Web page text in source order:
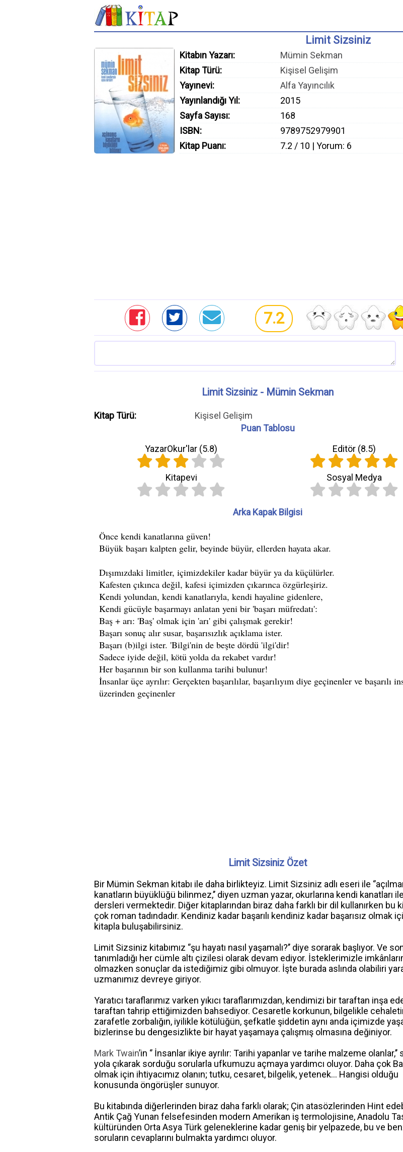
Limit Sizsiniz
Kitabın Yazarı:
Mümin Sekman
Kitap Türü:
Kişisel Gelişim
Yayınevi:
Alfa Yayıncılık
Yayınlandığı Yıl:
2015
Sayfa Sayısı:
168
ISBN:
9789752979901
Kitap Puanı:
7.2 / 10 | Yorum: 6
7.2
Limit Sizsiniz - Mümin Sekman
Kitap Türü:
Kişisel Gelişim
Puan Tablosu
YazarOkur'lar (5.8) Editör (8.5)
Kitapevi Sosyal Medya
Arka Kapak Bilgisi
Limit Sizsiniz Özet
Bir Mümin Sekman kitabı ile daha birlikteyiz. Limit Sizsiniz adlı eseri ile
kanatların büyüklüğü bilinmez,’’ diyen uzman yazar, okurlarına kendi kanatları
dersleri vermektedir. Diğer kitaplarından biraz daha farklı bir dil kullanırken bu
çok roman tadındadır. Kendiniz kadar başarılı kendiniz kadar başarısız olmak
kitapla buluşabilirsiniz.
Limit Sizsiniz kitabımız ‘’şu hayatı nasıl yaşamalı?’’ diye sorarak başlıyor. Ve
tanımladığı her cümle altı çizilesi olarak devam ediyor. İsteklerimizle
olmazken sonuçlar da istediğimiz gibi olmuyor. İşte burada aslında olabiliri
uzmanımız devreye giriyor.
Yaratıcı taraflarımız varken yıkıcı taraflarımızdan, kendimizi bir taraftan inşa
taraftan tahrip ettiğimizden bahsediyor. Cesaretle korkunun, bilgelikle
zarafetle zorbalığın, iyilikle kötülüğün, şefkatle şiddetin aynı anda içimizde
bizlerinse bu dengesizlikte bir hayat yaşamaya çalışmış olmasına değiniyor.
Mark Twain’in ‘’ İnsanlar ikiye ayrılır: Tarihi yapanlar ve tarihe malzeme
yola çıkarak sorduğu sorularla ufkumuzu açmaya yardımcı oluyor. Daha çok
olmak için ihtiyacımız olanın; tutku, cesaret, bilgelik, yetenek… Hangisi olduğu
konusunda öngörüşler sunuyor.
Bu kitabında diğerlerinden biraz daha farklı olarak; Çin atasözlerinden Hint
Antik Çağ Yunan felsefesinden modern Amerikan iş termolojisine, Anadolu
kültüründen Orta Asya Türk geleneklerine kadar geniş bir yelpazede, bu ve
soruların cevaplarını bulmakta yardımcı oluyor.